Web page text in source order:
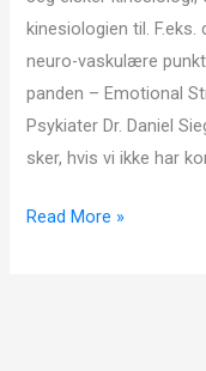
kinesiologien til.
neuro-vaskulære
panden – Emotional
Psykiater Dr. Daniel
sker, hvis vi ikke har
Read More »